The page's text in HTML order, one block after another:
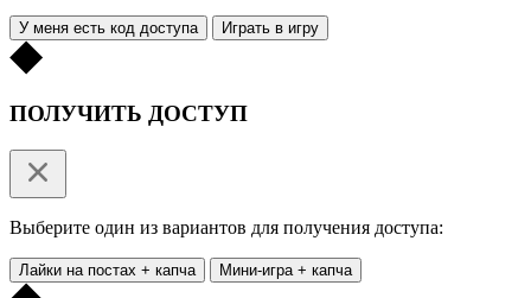
У меня есть код доступа Играть в игру
ПОЛУЧИТЬ ДОСТУП
Выберите один из вариантов для получения доступа:
Лайки на постах + капча Мини-игра + капча